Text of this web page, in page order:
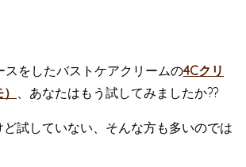
スをしたバストケアクリームの4Cクリ
、あなたはもう試してみましたか??
試していない、そんな方も多いのでは